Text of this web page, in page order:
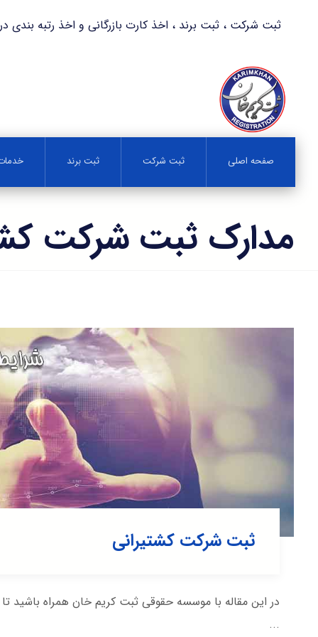
ثبت شرکت ، ثبت برند ، اخذ کارت بازرگانی و اخذ رتبه بندی در کمترین
صفحه اصلی ثبت شرکت ثبت برند
مدارک ثبت شرکت
ثبت شرکت کشتیرانی
در این مقاله با موسسه حقوقی ثبت کریم خان همراه
...